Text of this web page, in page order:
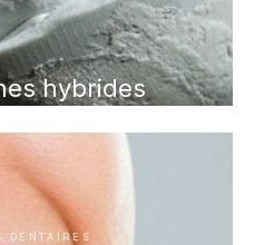
hybrides
DENTAIRES